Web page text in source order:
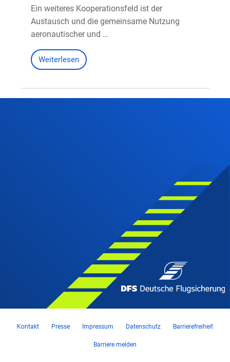
Ein weiteres Kooperationsfeld ist der
Austausch und die gemeinsame Nutzung
aeronautischer und …
Weiterlesen
Kontakt Presse Impressum Datenschutz Barrierefreiheit
Barriere melden